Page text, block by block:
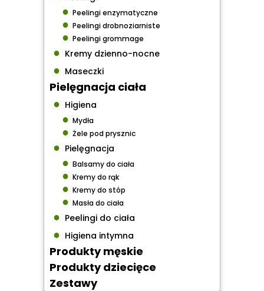
● Peelingi enzymatyczne
● Peelingi drobnoziarniste
● Peelingi grommage
● Kremy dzienno-nocne
● Maseczki
Pielęgnacja ciała
● Higiena
● Mydła
● Żele pod prysznic
● Pielęgnacja
● Balsamy do ciała
● Kremy do rąk
● Kremy do stóp
● Masła do ciała
● Peelingi do ciała
● Higiena intymna
Produkty męskie
Produkty dziecięce
Zestawy